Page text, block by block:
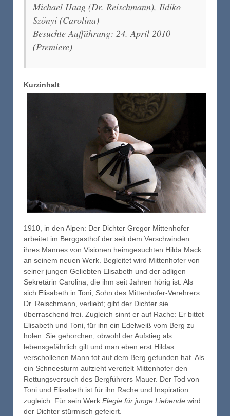
Michael Haag (Dr. Reischmann), Ildiko
Szönyi (Carolina)
Besuchte Aufführung: 24. April 2010
(Premiere)
Kurzinhalt
1910, in den Alpen: Der Dichter Gregor Mittenhofer
arbeitet im Berggasthof der seit dem Verschwinden
ihres Mannes von Visionen heimgesuchten Hilda Mack
an seinem neuen Werk. Begleitet wird Mittenhofer von
seiner jungen Geliebten Elisabeth und der adligen
Sekretärin Carolina, die ihm seit Jahren hörig ist. Als
sich Elisabeth in Toni, Sohn des Mittenhofer-Verehrers
Dr. Reischmann, verliebt; gibt der Dichter sie
überraschend frei. Zugleich sinnt er auf Rache: Er bittet
Elisabeth und Toni, für ihn ein Edelweiß vom Berg zu
holen. Sie gehorchen, obwohl der Aufstieg als
lebensgefährlich gilt und man eben erst Hildas
verschollenen Mann tot auf dem Berg gefunden hat. Als
ein Schneesturm aufzieht vereitelt Mittenhofer den
Rettungsversuch des Bergführers Mauer. Der Tod von
Toni und Elisabeth ist für ihn Rache und Inspiration
zugleich: Für sein Werk Elegie für junge Liebende wird
der Dichter stürmisch gefeiert.